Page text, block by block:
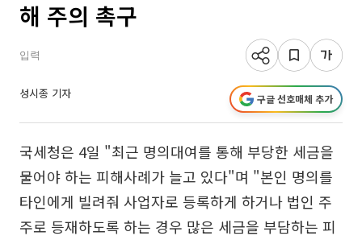
해 주의 촉구
입력
성시종 기자 구글 선호매체 추가
국세청은 4일 "최근 명의대여를 통해 부당한 세금을
물어야 하는 피해사례가 늘고 있다"며 "본인 명의를
타인에게 빌려줘 사업자로 등록하게 하거나 법인 주
주로 등재하도록 하는 경우 많은 세금을 부담하는 피